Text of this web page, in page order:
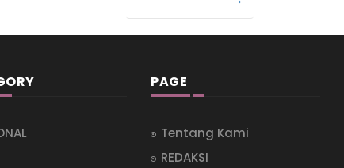
PAGE
Tentang Kami
REDAKSI